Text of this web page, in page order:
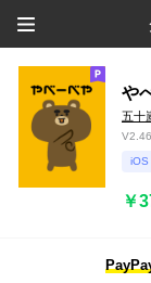
や
五十
iOS
￥